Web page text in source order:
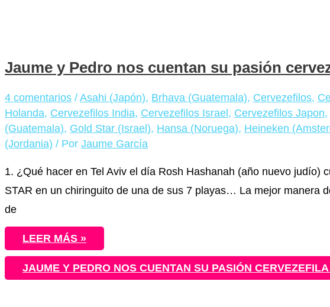
Jaume y Pedro nos cuentan su pasión
4 comentarios / Asahi (Japón), Brhava (Guatemala), Cervezefilos,
Holanda, Cervezefilos India, Cervezefilos Israel, Cervezefilos Japon,
(Guatemala), Gold Star (Israel), Hansa (Noruega), Heineken
(Jordania) / Por Jaume García
1. ¿Qué hacer en Tel Aviv el día Rosh Hashanah (año nuevo
STAR en un chiringuito de una de sus 7 playas… La mejor manera
de
LEER MÁS »
JAUME Y PEDRO NOS CUENTAN SU PASIÓN CERVEZEFILA